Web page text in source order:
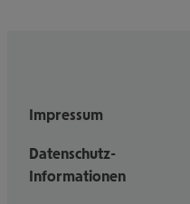
Impressum
Datenschutz-
Informationen